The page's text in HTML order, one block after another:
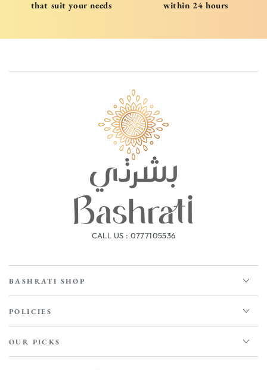
that suit your needs within 24 hours
CALL US : 0777105536
BASHRATI SHOP
POLICIES
OUR PICKS